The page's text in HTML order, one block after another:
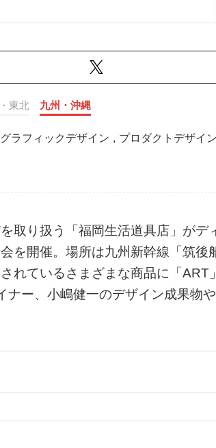
東北 九州・沖縄
グラフィックデザイン , プロダクトデザイン
取り扱う「福岡生活道具店」がデ
を開催。場所は九州新幹線「筑後
れているさまざまな商品に「ART
ナー、小嶋健一のデザイン成果物